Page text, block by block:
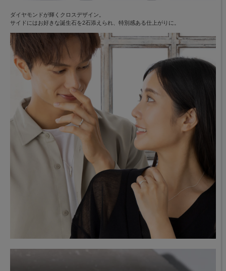
ダイヤモンドが輝くクロスデザイン。
サイドにはお好きな誕生石を2石添えられ、特別感ある仕上がりに。